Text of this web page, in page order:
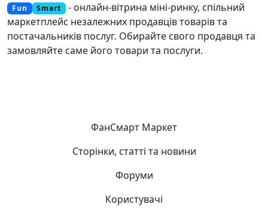
Fun Smart
- онлайн-вітрина міні-ринку, спільний
маркетплейс незалежних продавців товарів та
постачальників послуг. Обирайте свого продавця та
замовляйте саме його товари та послуги.
ФанСмарт Маркет
Сторінки, статті та новини
Форуми
Користувачі